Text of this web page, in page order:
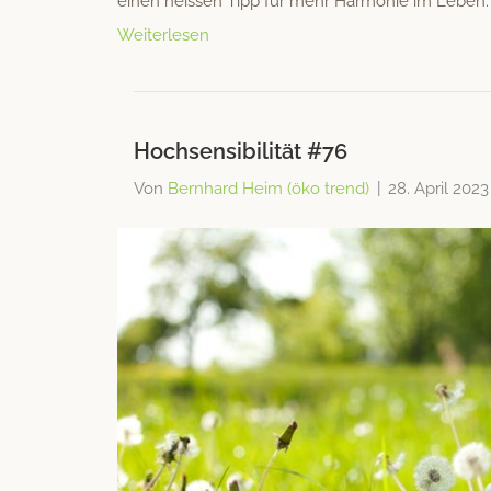
Weiterlesen
Hochsensibilität #76
Von Bernhard Heim (öko trend) 28. April 2023